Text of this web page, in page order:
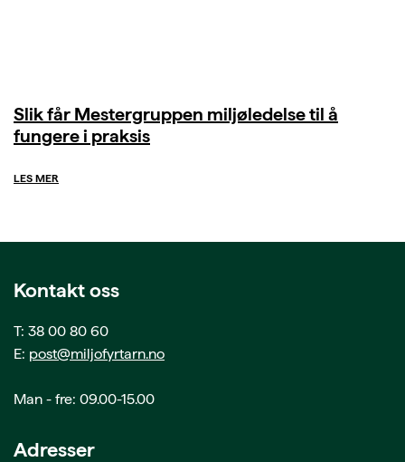
Slik får Mestergruppen miljøledelse til å
fungere i praksis
LES MER
Kontakt oss
T: 38 00 80 60
E: post@miljofyrtarn.no
Man - fre: 09.00-15.00
Adresser